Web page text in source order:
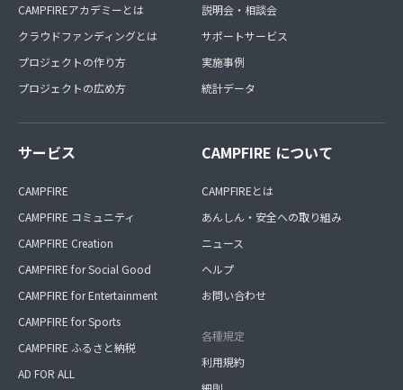
CAMPFIREアカデミーとは
クラウドファンディングとは
プロジェクトの作り方
プロジェクトの広め方
説明会・相談会
サポートサービス
実施事例
統計データ
サービス
CAMPFIRE
CAMPFIRE コミュニティ
CAMPFIRE Creation
CAMPFIRE for Social Good
CAMPFIRE for Entertainment
CAMPFIRE for Sports
CAMPFIRE ふるさと納税
AD FOR ALL
CAMPFIRE について
CAMPFIREとは
あんしん・安全への取り組み
ニュース
ヘルプ
お問い合わせ
各種規定
利用規約